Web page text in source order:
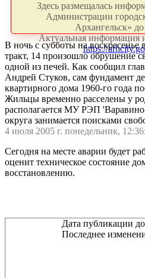
Здесь размещалась
Администрации
Архангельск»
Актуальная информация
https://
В ночь с субботы на
тракт, 14 произошло обрушение
одной из печей. Как сообщил
Андрей Стуков, сам фундамент
квартирного дома 1960-го года
Жильцы временно расселены у
располагается МУ РЭП
округа занимается поисками
4 июля 2005 г. понедельник,
Сегодня на месте аварии будет
оценит техническое состояние
восстановлению.
Дата публикации
Последнее